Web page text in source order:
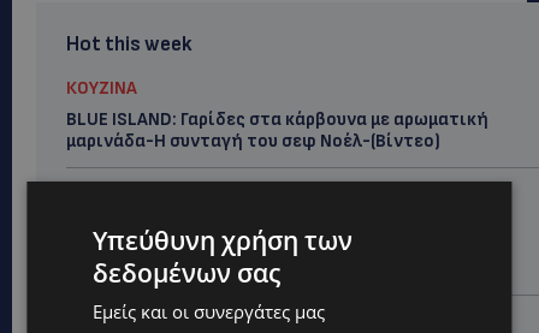
Hot this week
ΚΟΥΖΙΝΑ
BLUE ISLAND: Γαρίδες στα κάρβουνα με αρωματική
μαρινάδα-Η συνταγή του σεφ Νοέλ-(Βίντεο)
BLUE ISLAND: Φιλέτα Κυπριακής τσιπούρας με
σαφράν στον φούρνο και αρωματικό ρύζι-Ένα πιάτο
γεμάτο μεσογειακά αρώματα
ΚΟΥΖΙΝΑ
Υπεύθυνη χρήση των
δεδομένων σας
Εμείς και οι συνεργάτες μας